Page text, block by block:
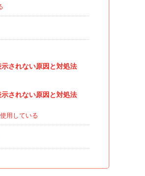
されない原因と対処法
されない原因と対処法
用している